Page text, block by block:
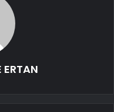
ERTAN